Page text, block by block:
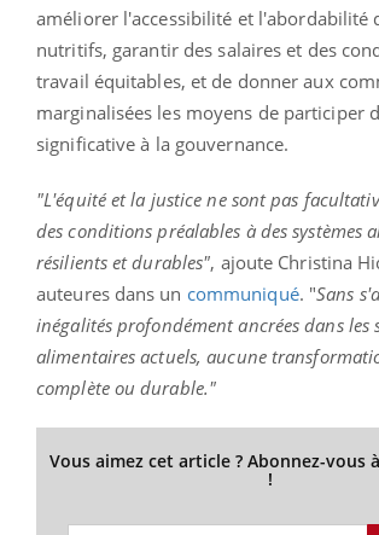
améliorer l'accessibilité et l'abordabilité
nutritifs, garantir des salaires et des
travail équitables, et de donner aux
marginalisées les moyens de participer
significative à la gouvernance.
"L'équité et la justice ne sont pas
des conditions préalables à des systèmes
résilients et durables", ajoute Christina
auteures dans un communiqué. "Sans
inégalités profondément ancrées dans les
alimentaires actuels, aucune
complète ou durable."
Vous aimez cet article ? Abonnez-vous
!